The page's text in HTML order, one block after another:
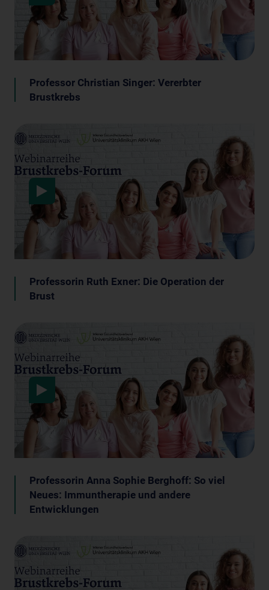
Professor Christian Singer: Vererbter
Brustkrebs
Data protection
Professorin Ruth Exner: Die Operation der
Brust
Data protection
Professorin Anna Sophie Berghoff: So viel
Neues: Immuntherapie und andere
Entwicklungen
Data protection